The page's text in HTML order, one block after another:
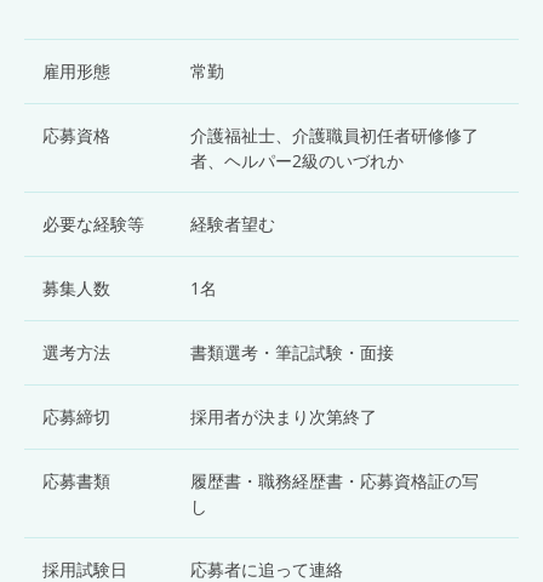
雇用形態 常勤
応募資格
介護福祉士、介護職員初任者研修修了
者、ヘルパー2級のいづれか
必要な経験等 経験者望む
募集人数 1名
選考方法 書類選考・筆記試験・面接
応募締切 採用者が決まり次第終了
応募書類
履歴書・職務経歴書・応募資格証の写
し
採用試験日 応募者に追って連絡